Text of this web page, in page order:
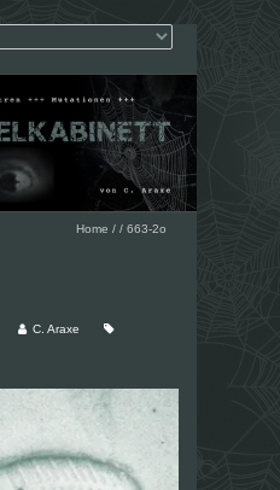
Home / / 663-2o
C. Araxe